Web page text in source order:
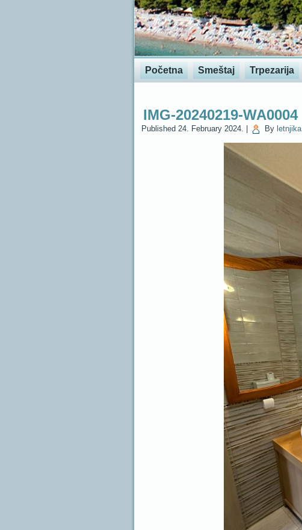
Početna Smeštaj Trpezarija
IMG-20240219-WA0004
Published 24. February 2024. By letnjika